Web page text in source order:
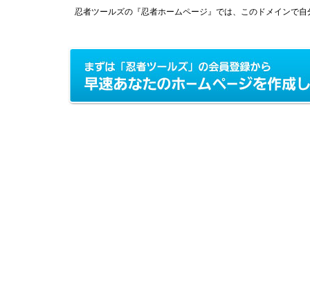
忍者ツールズの『忍者ホームページ』では、このドメインで